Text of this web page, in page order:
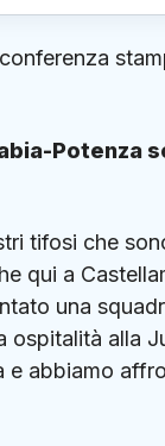
Potenza
tifosi che
qui a
una
ospitalità alla
abbiamo